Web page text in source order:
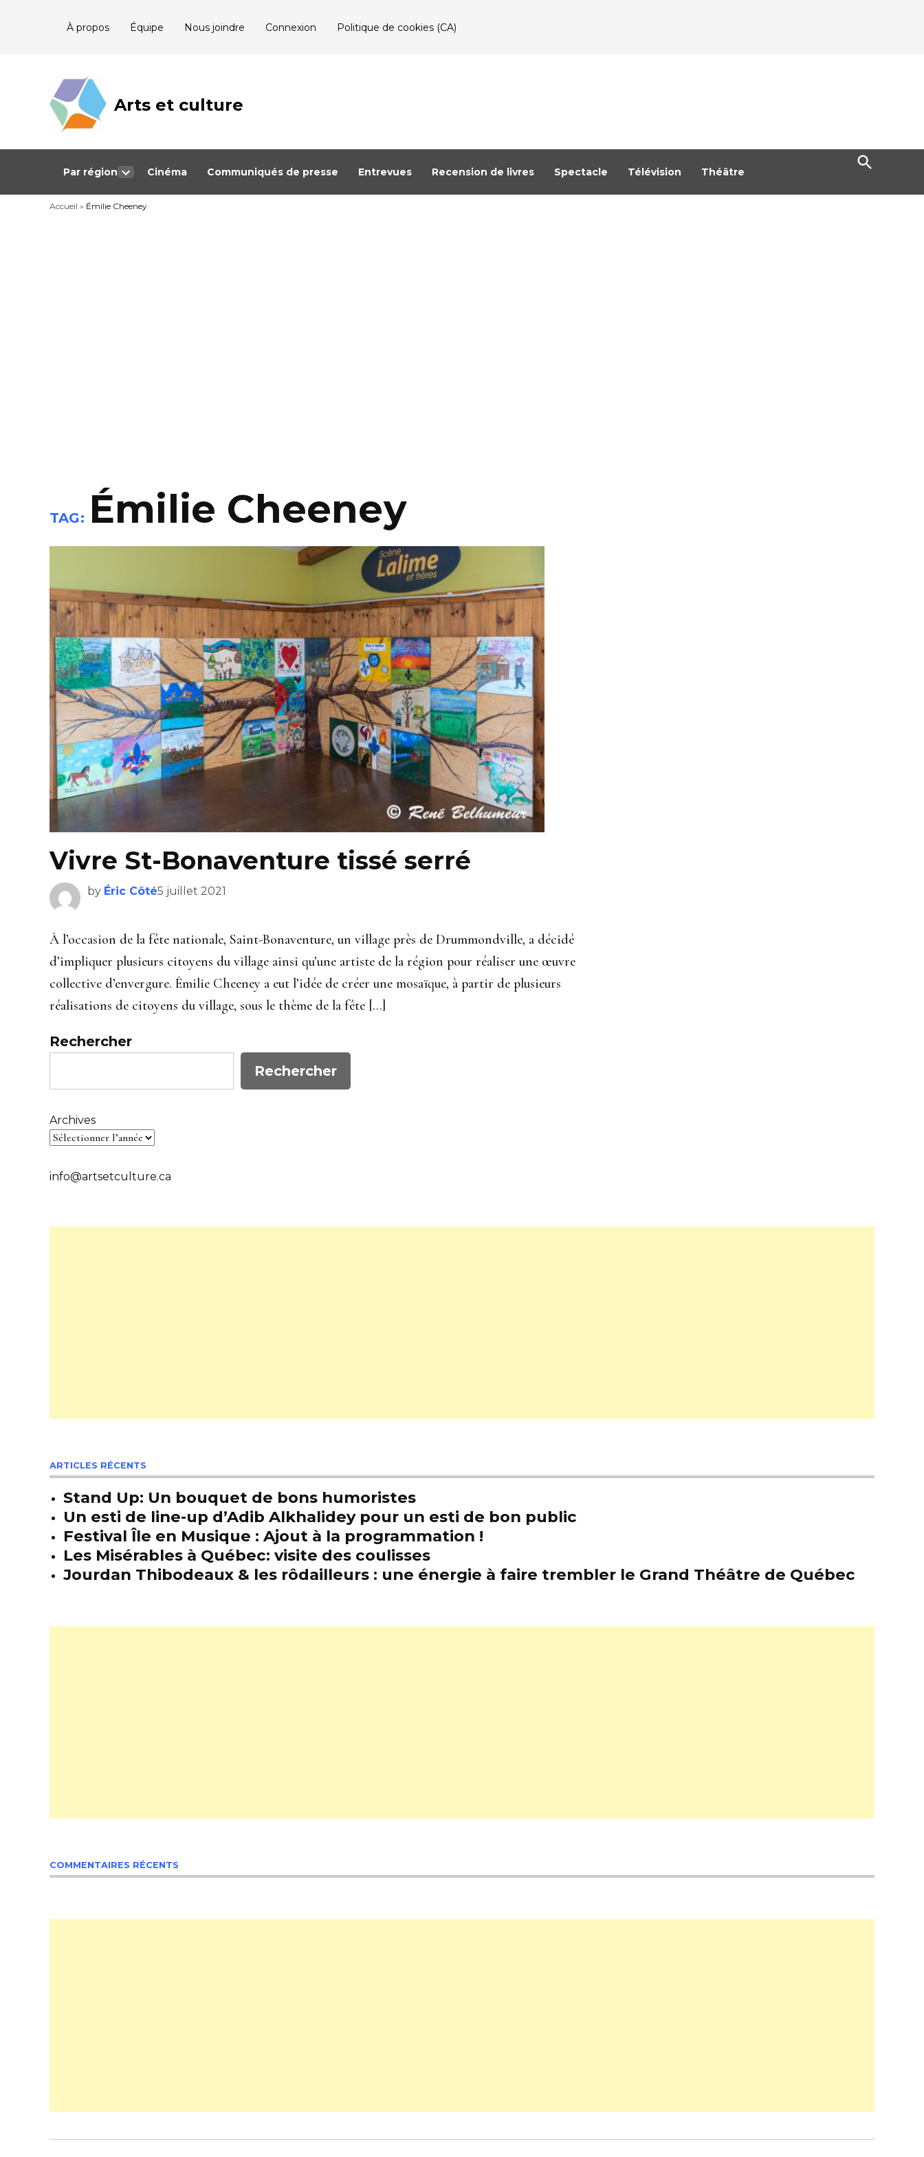
À propos Équipe Nous joindre Connexion Politique de cookies (CA)
Arts et culture
Journalisme
Québec
Par région
dropdown
menu
Cinéma Communiqués de presse Entrevues Recension de livres Spectacle Télévision Théâtre
Open
Search
Accueil » Émilie Cheeney
TAG: Émilie Cheeney
Vivre St-Bonaventure tissé serré
by Éric Côté5 juillet 2021
À l’occasion de la fête nationale, Saint-Bonaventure, un village près de Drummondville, a décidé
d’impliquer plusieurs citoyens du village ainsi qu’une artiste de la région pour réaliser une œuvre
collective d’envergure. Émilie Cheeney a eut l’idée de créer une mosaïque, à partir de plusieurs
réalisations de citoyens du village, sous le thème de la fête […]
Rechercher
Rechercher
Archives
info@artsetculture.ca
ARTICLES RÉCENTS
Stand Up: Un bouquet de bons humoristes
Un esti de line-up d’Adib Alkhalidey pour un esti de bon public
Festival Île en Musique : Ajout à la programmation !
Les Misérables à Québec: visite des coulisses
Jourdan Thibodeaux & les rôdailleurs : une énergie à faire trembler le Grand Théâtre de Québec
COMMENTAIRES RÉCENTS